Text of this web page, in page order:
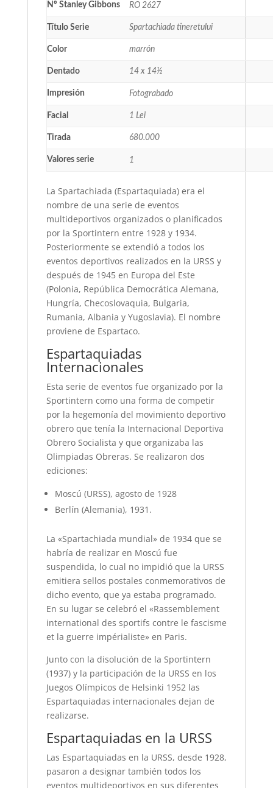
Nº Stanley Gibbons RO 2627
Título Serie Spartachiada tineretului
Color marrón
Dentado 14 x 14½
Impresión Fotograbado
Facial 1 Lei
Tirada 680.000
Valores serie 1
La Spartachiada (Espartaquiada) era el
nombre de una serie de eventos
multideportivos organizados o planificados
por la Sportintern entre 1928 y 1934.
Posteriormente se extendió a todos los
eventos deportivos realizados en la URSS y
después de 1945 en Europa del Este
(Polonia, República Democrática Alemana,
Hungría, Checoslovaquia, Bulgaria,
Rumania, Albania y Yugoslavia). El nombre
proviene de Espartaco.
Espartaquiadas
Internacionales
Esta serie de eventos fue organizado por la
Sportintern como una forma de competir
por la hegemonía del movimiento deportivo
obrero que tenía la Internacional Deportiva
Obrero Socialista y que organizaba las
Olimpiadas Obreras. Se realizaron dos
ediciones:
Moscú (URSS), agosto de 1928
Berlín (Alemania), 1931.
La «Spartachiada mundial» de 1934 que se
habría de realizar en Moscú fue
suspendida, lo cual no impidió que la URSS
emitiera sellos postales conmemorativos de
dicho evento, que ya estaba programado.
En su lugar se celebró el «Rassemblement
international des sportifs contre le fascisme
et la guerre impérialiste» en Paris.
Junto con la disolución de la Sportintern
(1937) y la participación de la URSS en los
Juegos Olímpicos de Helsinki 1952 las
Espartaquiadas internacionales dejan de
realizarse.
Espartaquiadas en la URSS
Las Espartaquiadas en la URSS, desde 1928,
pasaron a designar también todos los
eventos multideportivos en sus diferentes